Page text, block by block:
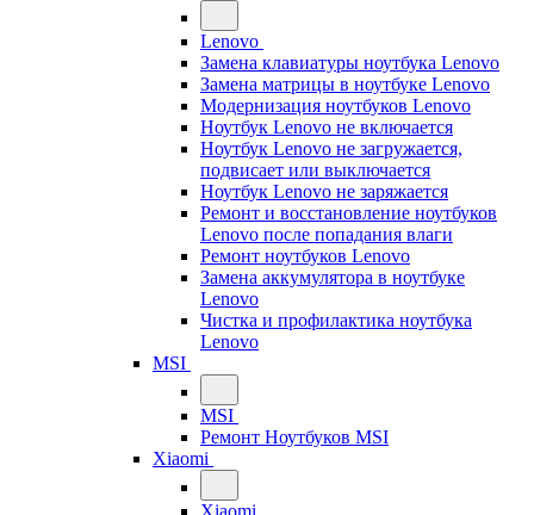
Lenovo
Замена клавиатуры ноутбука Lenovo
Замена матрицы в ноутбуке Lenovo
Модернизация ноутбуков Lenovo
Ноутбук Lenovo не включается
Ноутбук Lenovo не загружается,
подвисает или выключается
Ноутбук Lenovo не заряжается
Ремонт и восстановление ноутбуков
Lenovo после попадания влаги
Ремонт ноутбуков Lenovo
Замена аккумулятора в ноутбуке
Lenovo
Чистка и профилактика ноутбука
Lenovo
MSI
MSI
Ремонт Ноутбуков MSI
Xiaomi
Xiaomi